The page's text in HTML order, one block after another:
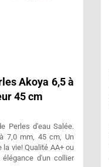
Akoya 6,5 à
45 cm
Perles d'eau Salée.
7,0 mm, 45 cm, Un
la vie! Qualité AA+ ou
d'un collier